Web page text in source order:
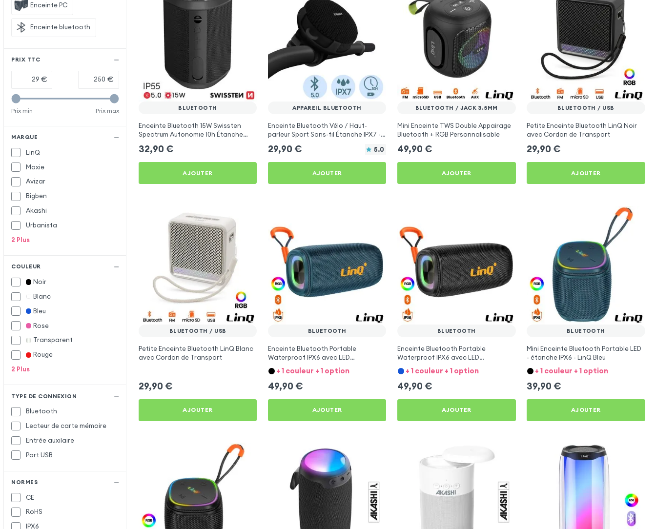
Enceinte PC
Enceinte bluetooth
PRIX TTC
€ €
Prix min Prix max
MARQUE
LinQ
Moxie
Avizar
Bigben
Akashi
Urbanista
2 Plus
COULEUR
Noir
Blanc
Bleu
Rose
Transparent
Rouge
2 Plus
TYPE DE CONNEXION
Bluetooth
Lecteur de carte mémoire
Entrée auxilaire
Port USB
NORMES
CE
RoHS
IPX6
BLUETOOTH
Enceinte Bluetooth 15W Swissten
Spectrum Autonomie 10h Étanche
32,90 €
AJOUTER
APPAREIL BLUETOOTH
Enceinte Bluetooth Vélo / Haut-
parleur Sport Sans-fil Étanche IPX7 -
29,90 € 5.0
AJOUTER
BLUETOOTH / JACK 3.5MM
Mini Enceinte TWS Double Appairage
Bluetooth + RGB Personnalisable
49,90 €
AJOUTER
BLUETOOTH / USB
Petite Enceinte Bluetooth LinQ Noir
avec Cordon de Transport
29,90 €
AJOUTER
BLUETOOTH / USB
Petite Enceinte Bluetooth LinQ Blanc
avec Cordon de Transport
29,90 €
AJOUTER
BLUETOOTH
Enceinte Bluetooth Portable
Waterproof IPX6 avec LED
Multicolore - LinQ Bleu
+ 1 couleur + 1 option
49,90 €
AJOUTER
BLUETOOTH
Enceinte Bluetooth Portable
Waterproof IPX6 avec LED
Multicolore - LinQ Noir
+ 1 couleur + 1 option
49,90 €
AJOUTER
BLUETOOTH
Mini Enceinte Bluetooth Portable LED
- étanche IPX6 - LinQ Bleu
+ 1 couleur + 1 option
39,90 €
AJOUTER